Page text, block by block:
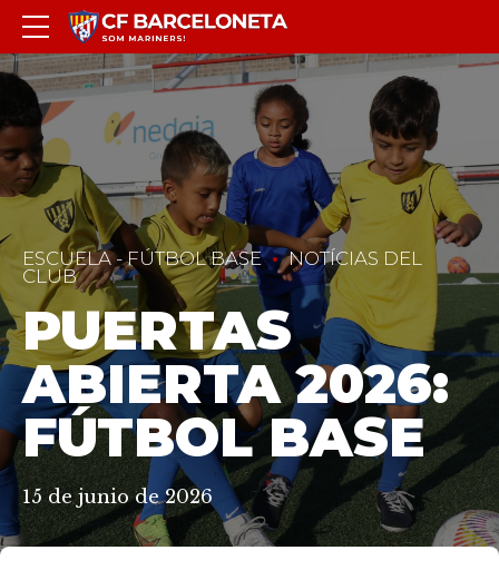
ESCUELA - FÚTBOL BASE
NOTÍCIAS DEL
CLUB
PUERTAS
ABIERTA 2026:
FÚTBOL BASE
15 de junio de 2026